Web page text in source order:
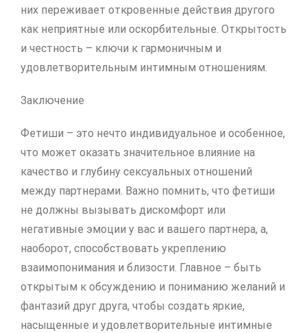
них переживает откровенные действия другого
как неприятные или оскорбительные. Открытость
и честность – ключи к гармоничным и
удовлетворительным интимным отношениям.
Заключение
Фетиши – это нечто индивидуальное и особенное,
что может оказать значительное влияние на
качество и глубину сексуальных отношений
между партнерами. Важно помнить, что фетиши
не должны вызывать дискомфорт или
негативные эмоции у вас и вашего партнера, а,
наоборот, способствовать укреплению
взаимопонимания и близости. Главное – быть
открытым к обсуждению и пониманию желаний и
фантазий друг друга, чтобы создать яркие,
насыщенные и удовлетворительные интимные